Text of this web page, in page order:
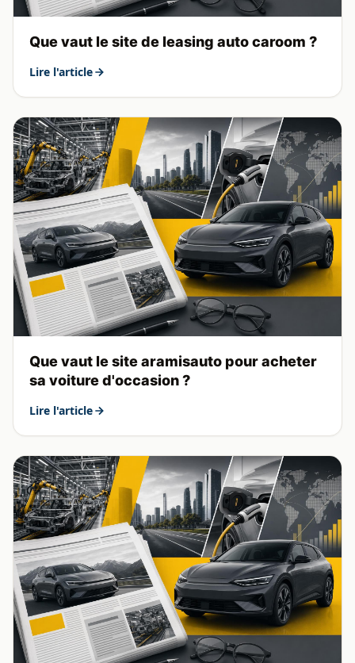
Que vaut le site de leasing auto caroom ?
Lire l'article
Que vaut le site aramisauto pour acheter
sa voiture d'occasion ?
Lire l'article